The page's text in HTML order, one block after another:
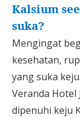
Kalsium
suka?
Mengingat
kesehatan,
yang suka
Veranda Hotel
dipenuhi keju